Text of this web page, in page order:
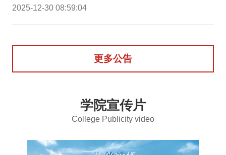
2025-12-30 08:59:04
更多公告
学院宣传片
College Publicity video